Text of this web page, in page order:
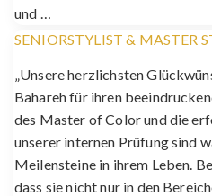
und …
SENIORSTYLIST & MASTER
„Unsere herzlichsten
Bahareh für ihren
des Master of Color und die
unserer internen Prüfung sind
Meilensteine in ihrem Leben.
dass sie nicht nur in den